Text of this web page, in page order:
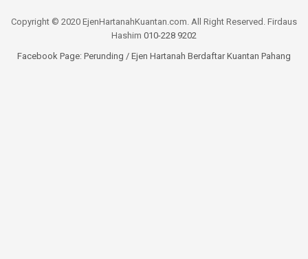
Copyright © 2020 EjenHartanahKuantan.com. All Right Reserved. Firdaus
Hashim 010-228 9202
Facebook Page: Perunding / Ejen Hartanah Berdaftar Kuantan Pahang